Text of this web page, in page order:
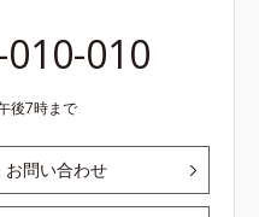
010
後7時まで
お問い合わせ